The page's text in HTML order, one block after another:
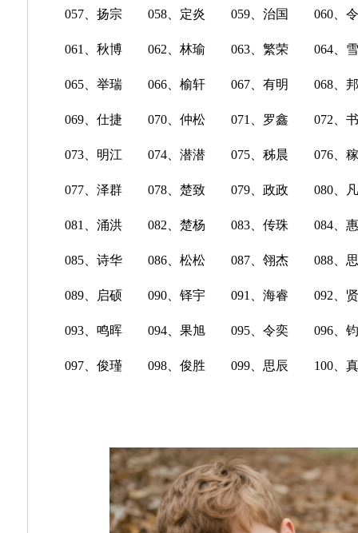
057、扬宗 058、定炎 059、治国 060、令
061、秋博 062、林瑜 063、繁荣 064、雪
065、举瑞 066、榆轩 067、有明 068、邦
069、仕捷 070、仲松 071、罗鑫 072、书
073、明江 074、潜潜 075、秭晨 076、稼
077、泽群 078、楚致 079、政政 080、凡
081、涌洪 082、楚杨 083、传珠 084、惠
085、诗华 086、松松 087、翎杰 088、思
089、启硕 090、铎宇 091、海睿 092、贤
093、鸣晖 094、果旭 095、令奕 096、钧
097、俊瑾 098、俊胜 099、思辰 100、真